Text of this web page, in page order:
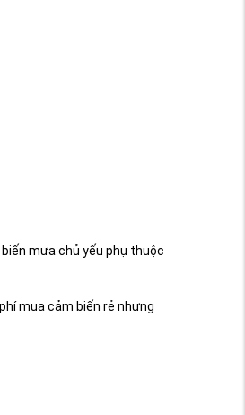
mưa chủ yếu phụ thuộc
mua cảm biến rẻ nhưng